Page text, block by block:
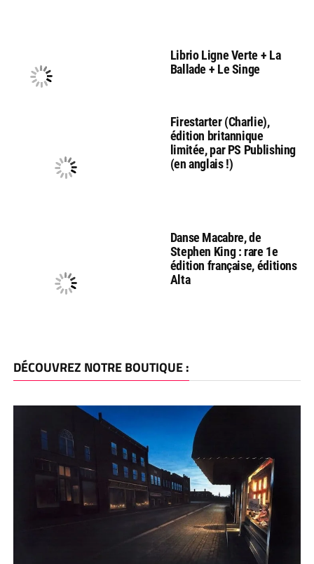
Librio Ligne Verte + La
Ballade + Le Singe
Firestarter (Charlie),
édition britannique
limitée, par PS Publishing
(en anglais !)
Danse Macabre, de
Stephen King : rare 1e
édition française, éditions
Alta
DÉCOUVREZ NOTRE BOUTIQUE :